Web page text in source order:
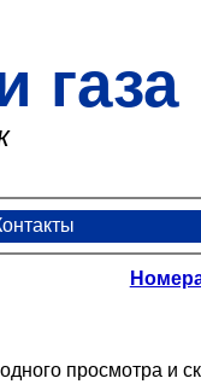
газа
просмотра и